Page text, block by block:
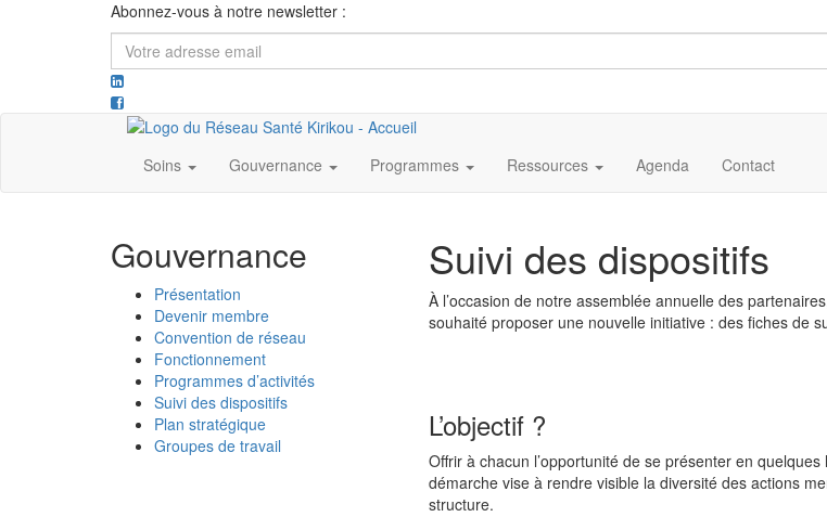
Abonnez-vous à notre newsletter :
Votre
adresse
email
Soins Gouvernance Programmes Ressources Agenda Contact
Gouvernance
Présentation
Devenir membre
Convention de réseau
Fonctionnement
Programmes d’activités
Suivi des dispositifs
Plan stratégique
Groupes de travail
Suivi des dispositifs
À l’occasion de notre assemblée annuelle des
souhaité proposer une nouvelle initiative : des fiches de
L’objectif ?
Offrir à chacun l’opportunité de se présenter en
démarche vise à rendre visible la diversité des actions
structure.